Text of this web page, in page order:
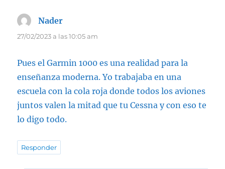
Nader
27/02/2023 a las 10:05 am
Pues el Garmin 1000 es una realidad para la
enseñanza moderna. Yo trabajaba en una
escuela con la cola roja donde todos los aviones
juntos valen la mitad que tu Cessna y con eso te
lo digo todo.
Responder